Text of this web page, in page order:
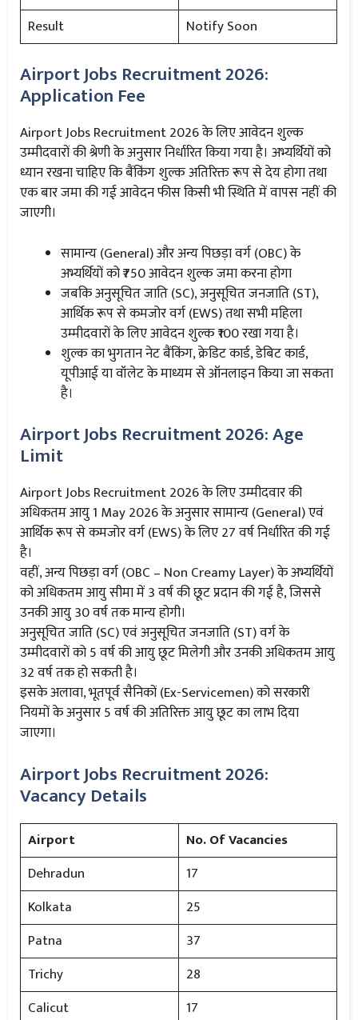
Result
Notify Soon
Airport Jobs Recruitment 2026:
Application Fee
Airport Jobs Recruitment 2026 के लिए आवेदन शुल्क
उम्मीदवारों की श्रेणी के अनुसार निर्धारित किया गया है। अभ्यर्थियों को
ध्यान रखना चाहिए कि बैंकिंग शुल्क अतिरिक्त रूप से देय होगा तथा
एक बार जमा की गई आवेदन फीस किसी भी स्थिति में वापस नहीं की
जाएगी।
सामान्य (General) और अन्य पिछड़ा वर्ग (OBC) के
अभ्यर्थियों को ₹750 आवेदन शुल्क जमा करना होगा
जबकि अनुसूचित जाति (SC), अनुसूचित जनजाति (ST),
आर्थिक रूप से कमजोर वर्ग (EWS) तथा सभी महिला
उम्मीदवारों के लिए आवेदन शुल्क ₹100 रखा गया है।
शुल्क का भुगतान नेट बैंकिंग, क्रेडिट कार्ड, डेबिट कार्ड,
यूपीआई या वॉलेट के माध्यम से ऑनलाइन किया जा सकता
है।
Airport Jobs Recruitment 2026: Age
Limit
Airport Jobs Recruitment 2026 के लिए उम्मीदवार की
अधिकतम आयु 1 May 2026 के अनुसार सामान्य (General) एवं
आर्थिक रूप से कमजोर वर्ग (EWS) के लिए 27 वर्ष निर्धारित की गई
है।
वहीं, अन्य पिछड़ा वर्ग (OBC – Non Creamy Layer) के अभ्यर्थियों
को अधिकतम आयु सीमा में 3 वर्ष की छूट प्रदान की गई है, जिससे
उनकी आयु 30 वर्ष तक मान्य होगी।
अनुसूचित जाति (SC) एवं अनुसूचित जनजाति (ST) वर्ग के
उम्मीदवारों को 5 वर्ष की आयु छूट मिलेगी और उनकी अधिकतम आयु
32 वर्ष तक हो सकती है।
इसके अलावा, भूतपूर्व सैनिकों (Ex-Servicemen) को सरकारी
नियमों के अनुसार 5 वर्ष की अतिरिक्त आयु छूट का लाभ दिया
जाएगा।
Airport Jobs Recruitment 2026:
Vacancy Details
Airport
No. Of Vacancies
Dehradun
17
Kolkata
25
Patna
37
Trichy
28
Calicut
17